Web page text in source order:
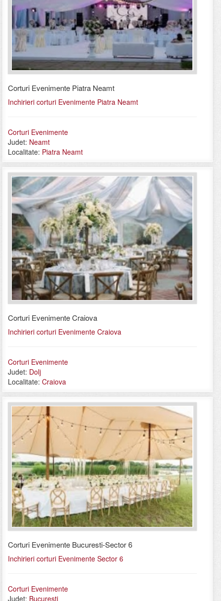
Corturi Evenimente Piatra Neamt
Inchirieri corturi Evenimente Piatra Neamt
Corturi Evenimente
Judet: Neamt
Localitate: Piatra Neamt
Corturi Evenimente Craiova
Inchirieri corturi Evenimente Craiova
Corturi Evenimente
Judet: Dolj
Localitate: Craiova
Corturi Evenimente Bucuresti-Sector 6
Inchirieri corturi Evenimente Sector 6
Corturi Evenimente
Judet: Bucuresti